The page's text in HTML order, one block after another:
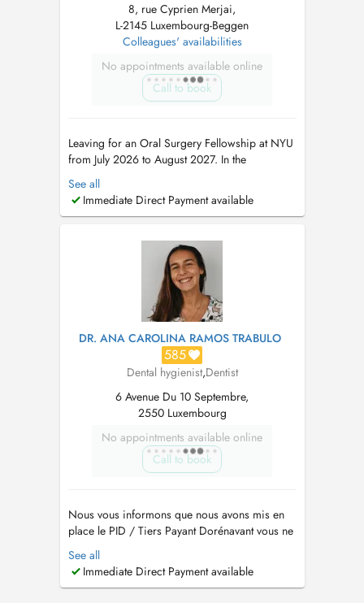
8, rue Cyprien Merjai,
L-2145 Luxembourg-Beggen
Colleagues' availabilities
No appointments available online
Call to book
Leaving for an Oral Surgery Fellowship at NYU
from July 2026 to August 2027. In the
meantime, please book appointments with Dr
Maria Teresa Weitzel (8 rue Cyprien Merjai and
17 rue des Bains, 1st floor) or Dr Philippe
See all
Immediate Direct Payment available
DR. ANA CAROLINA RAMOS TRABULO
585
Dental hygienist,Dentist
6 Avenue Du 10 Septembre,
2550 Luxembourg
No appointments available online
Call to book
Nous vous informons que nous avons mis en
place le PID / Tiers Payant Dorénavant vous ne
payerez plus que la part non pris en charge par
la CNS Traitements: - Consultation d'évaluation
- Urgence (Dent Cassé, Douleur, Abcès) -
See all
Immediate Direct Payment available